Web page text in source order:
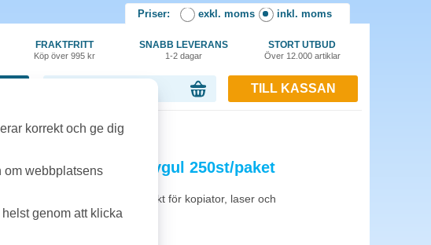
Priser: exkl. moms inkl. moms
FRAKTFRITT
Köp över 995 kr
SNABB LEVERANS
1-2 dagar
STORT UTBUD
Över 12.000 artiklar
TILL KASSAN
250st/paket
A4 120g intensivgul 250st/paket
papper som passar utmärkt för kopiator, laser och
250 st/paket
korrekt och ge dig
om webbplatsens
genom att klicka